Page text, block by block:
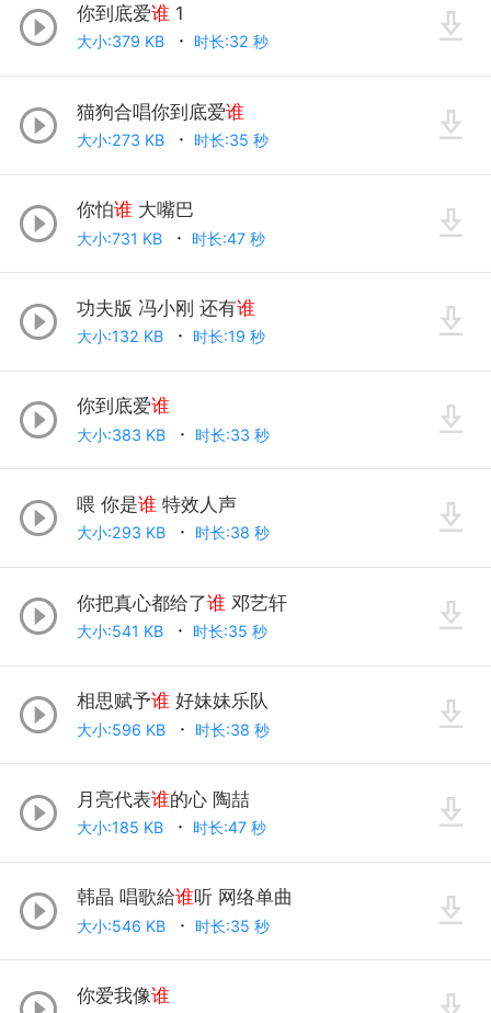
你到底爱谁1
大小:379 KB 时长:32 秒
猫狗合唱你到底爱谁
大小:273 KB 时长:35 秒
你怕谁大嘴巴
大小:731 KB 时长:47 秒
功夫版 冯小刚 还有谁
大小:132 KB 时长:19 秒
你到底爱谁
大小:383 KB 时长:33 秒
喂 你是谁特效人声
大小:293 KB 时长:38 秒
你把真心都给了谁邓艺轩
大小:541 KB 时长:35 秒
相思赋予谁好妹妹乐队
大小:596 KB 时长:38 秒
月亮代表谁的心 陶喆
大小:185 KB 时长:47 秒
韩晶 唱歌給谁听 网络单曲
大小:546 KB 时长:35 秒
你爱我像谁